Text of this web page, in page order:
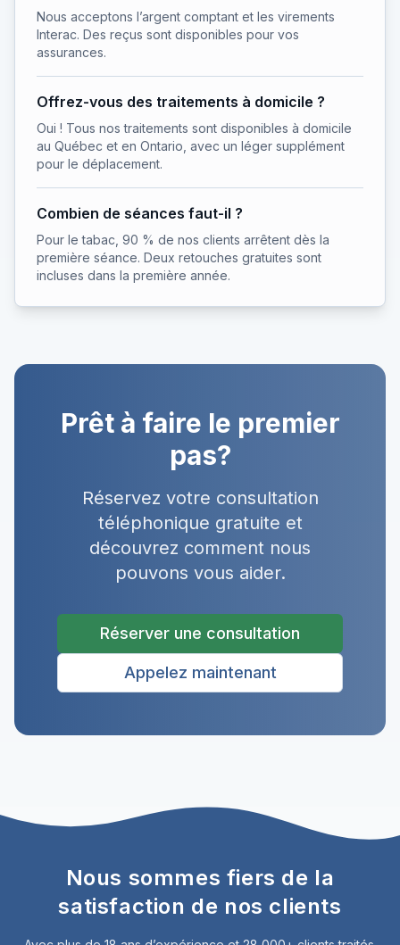
Nous acceptons l’argent comptant et les virements
Interac. Des reçus sont disponibles pour vos
assurances.
Offrez-vous des traitements à domicile ?
Oui ! Tous nos traitements sont disponibles à domicile
au Québec et en Ontario, avec un léger supplément
pour le déplacement.
Combien de séances faut-il ?
Pour le tabac, 90 % de nos clients arrêtent dès la
première séance. Deux retouches gratuites sont
incluses dans la première année.
Prêt à faire le premier
pas?
Réservez votre consultation
téléphonique gratuite et
découvrez comment nous
pouvons vous aider.
Réserver une consultation
Appelez maintenant
Nous sommes fiers de la
satisfaction de nos clients